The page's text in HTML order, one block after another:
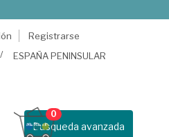
Registrarse
ESPAÑA PENINSULAR
Busqueda avanzada
0